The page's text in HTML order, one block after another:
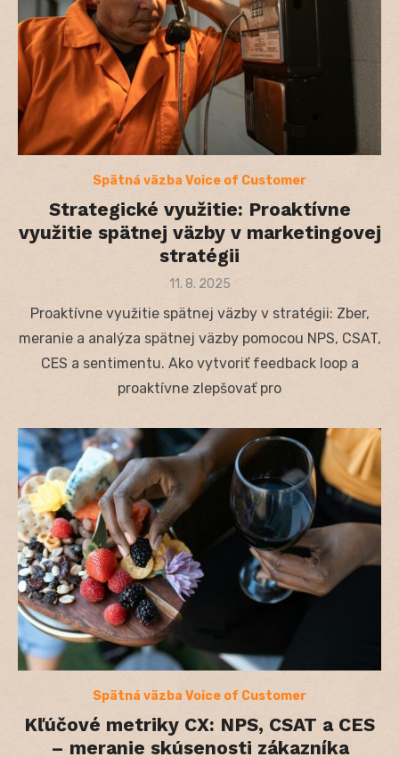
Spätná väzba Voice of Customer
Strategické využitie: Proaktívne
využitie spätnej väzby v marketingovej
stratégii
Posted
11. 8. 2025
Proaktívne využitie spätnej väzby v stratégii: Zber,
meranie a analýza spätnej väzby pomocou NPS, CSAT,
CES a sentimentu. Ako vytvoriť feedback loop a
proaktívne zlepšovať pro
Spätná väzba Voice of Customer
Kľúčové metriky CX: NPS, CSAT a CES
– meranie skúsenosti zákazníka